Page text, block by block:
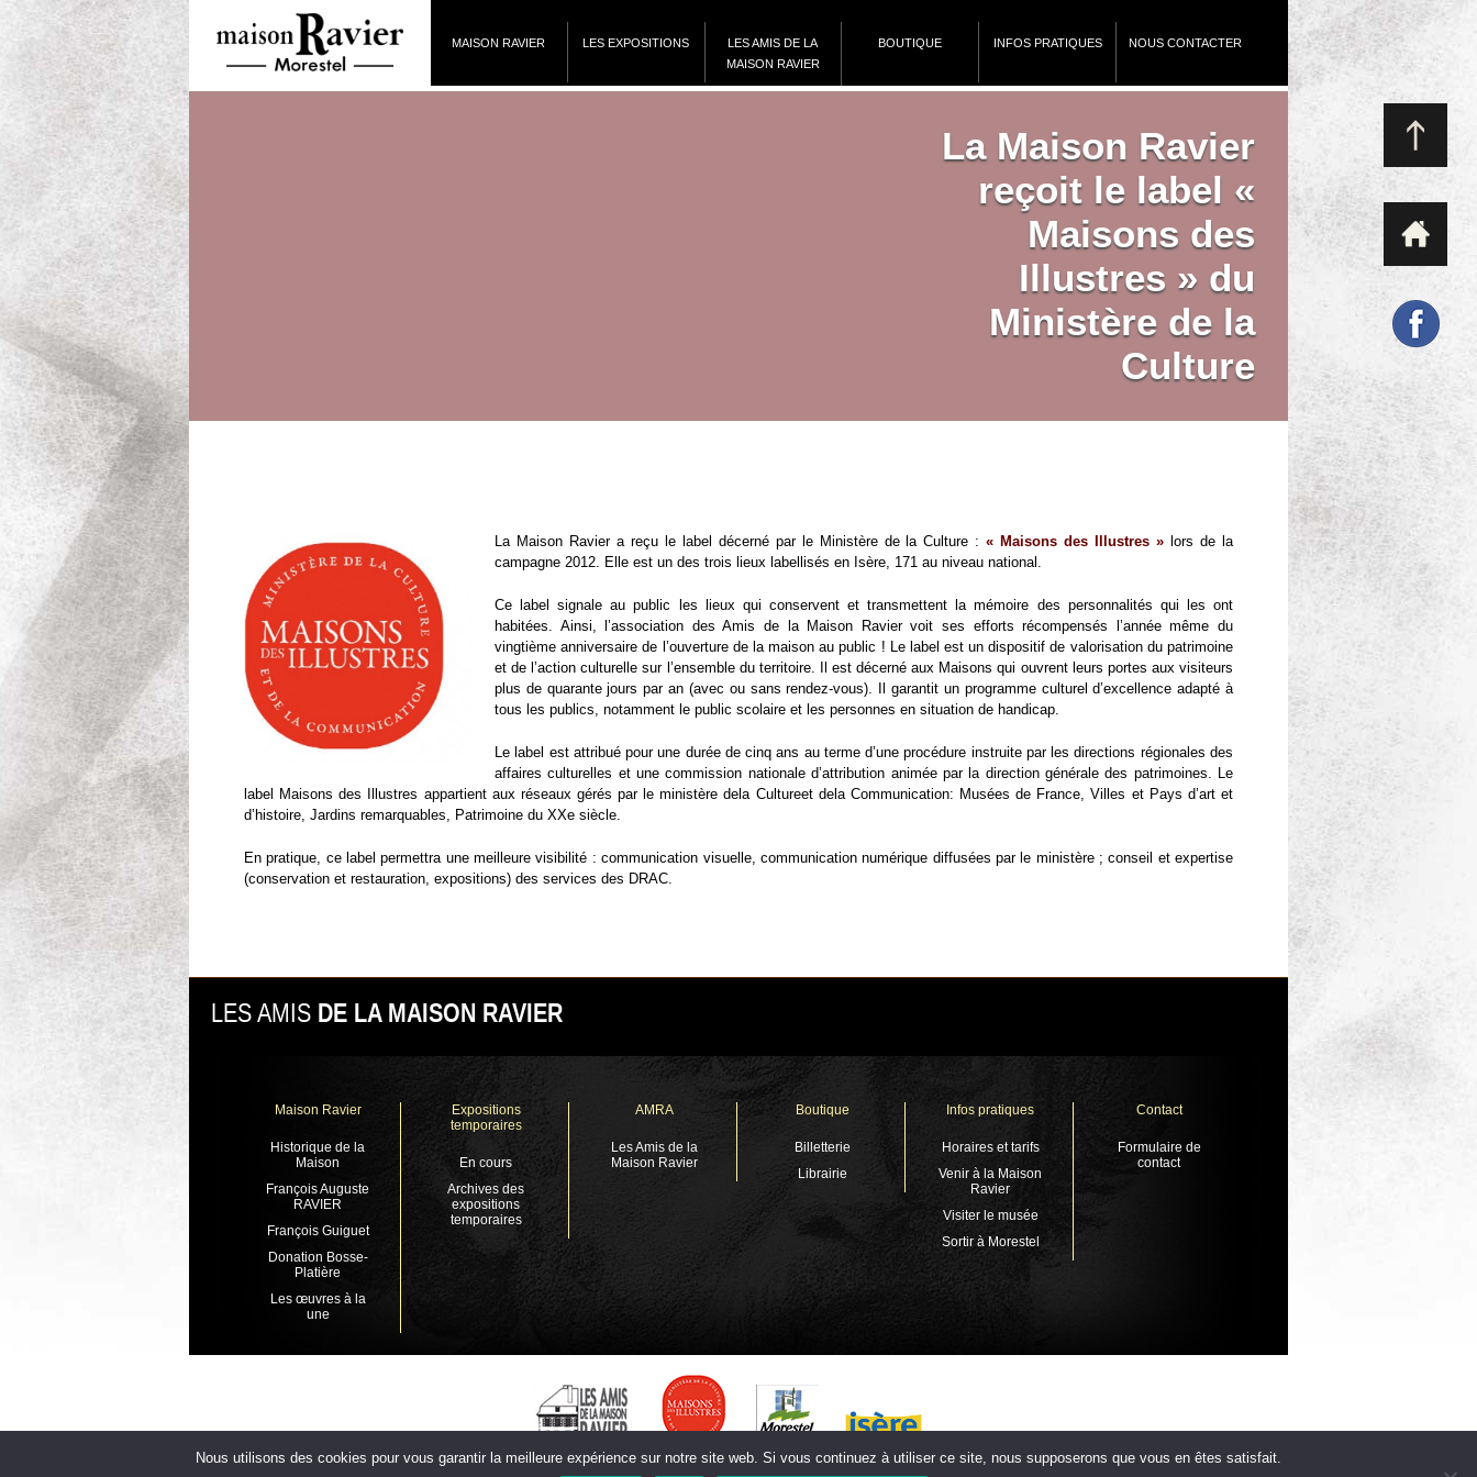
MAISON RAVIER LES EXPOSITIONS
LES AMIS DE LA
MAISON RAVIER
BOUTIQUE INFOS PRATIQUES NOUS CONTACTER
La Maison Ravier
reçoit le label «
Maisons des
Illustres » du
Ministère de la
Culture
La Maison Ravier a reçu le label décerné par le Ministère de la Culture :« Maisons des Illustres» lors de la
campagne 2012. Elle est un des trois lieux labellisés en Isère, 171 au niveau national.
Ce label signale au public les lieux qui conservent et transmettent la mémoire des personnalités qui les ont
habitées. Ainsi, l’association des Amis de la Maison Ravier voit ses efforts récompensés l’année même du
vingtième anniversaire de l’ouverture de la maison au public ! Le label est un dispositif de valorisation du patrimoine
et de l’action culturelle sur l’ensemble du territoire. Il est décerné aux Maisons qui ouvrent leurs portes aux visiteurs
plus de quarante jours par an (avec ou sans rendez-vous). Il garantit un programme culturel d’excellence adapté à
tous les publics, notamment le public scolaire et les personnes en situation de handicap.
Le label est attribué pour une durée de cinq ans au terme d’une procédure instruite par les directions régionales des
affaires culturelles et une commission nationale d’attribution animée par la direction générale des patrimoines. Le
label Maisons des Illustres appartient aux réseaux gérés par le ministère dela Cultureet dela Communication: Musées de France, Villes et Pays d’art et
d’histoire, Jardins remarquables, Patrimoine du XXe siècle.
En pratique, ce label permettra une meilleure visibilité : communication visuelle, communication numérique diffusées par le ministère ; conseil et expertise
(conservation et restauration, expositions) des services des DRAC.
Nous utilisons des cookies pour vous garantir la meilleure expérience sur notre site web. Si vous continuez à utiliser ce site, nous supposerons que vous en êtes satisfait.
LES AMIS DE LA MAISON RAVIER
Maison Ravier
Historique de la
Maison
François Auguste
RAVIER
François Guiguet
Donation Bosse-
Platière
Les œuvres à la
une
Expositions
temporaires
En cours
Archives des
expositions
temporaires
AMRA
Les Amis de la
Maison Ravier
Boutique
Billetterie
Librairie
Infos pratiques
Horaires et tarifs
Venir à la Maison
Ravier
Visiter le musée
Sortir à Morestel
Contact
Formulaire de
contact